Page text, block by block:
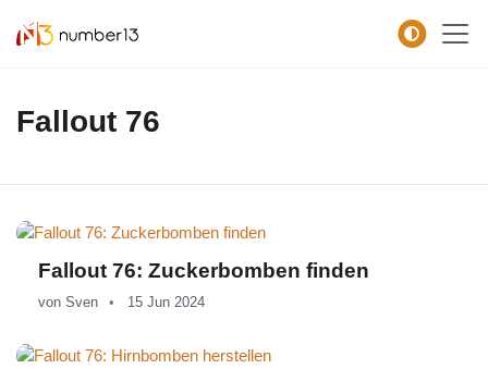
Fallout 76
Fallout 76: Zuckerbomben finden
von Sven 15 Jun 2024